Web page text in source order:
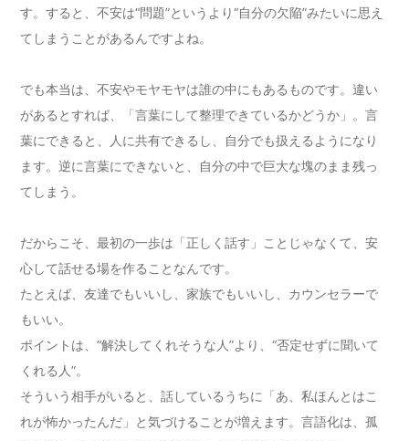
す。すると、不安は“問題”というより“自分の欠陥”みたいに思え
てしまうことがあるんですよね。
でも本当は、不安やモヤモヤは誰の中にもあるものです。違い
があるとすれば、「言葉にして整理できているかどうか」。言
葉にできると、人に共有できるし、自分でも扱えるようになり
ます。逆に言葉にできないと、自分の中で巨大な塊のまま残っ
てしまう。
だからこそ、最初の一歩は「正しく話す」ことじゃなくて、安
心して話せる場を作ることなんです。
たとえば、友達でもいいし、家族でもいいし、カウンセラーで
もいい。
ポイントは、“解決してくれそうな人”より、“否定せずに聞いて
くれる人”。
そういう相手がいると、話しているうちに「あ、私ほんとはこ
れが怖かったんだ」と気づけることが増えます。言語化は、孤